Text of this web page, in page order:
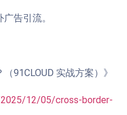
告引流。
91CLOUD 实战方案）》
12/05/cross-border-